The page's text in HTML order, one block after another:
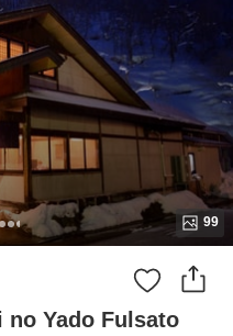
99
no Yado Fulsato